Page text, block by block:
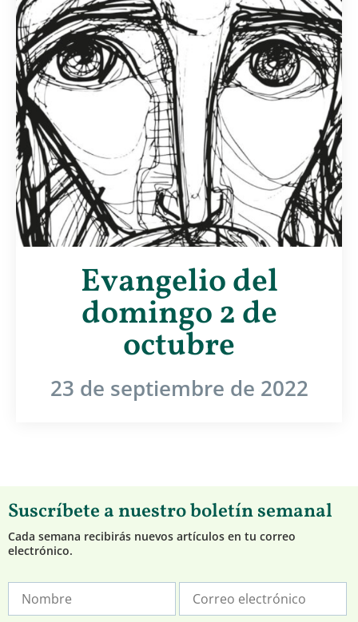
Evangelio del
domingo 2 de
octubre
23 de septiembre de 2022
Suscríbete a nuestro boletín semanal
Cada semana recibirás nuevos artículos en tu correo
electrónico.